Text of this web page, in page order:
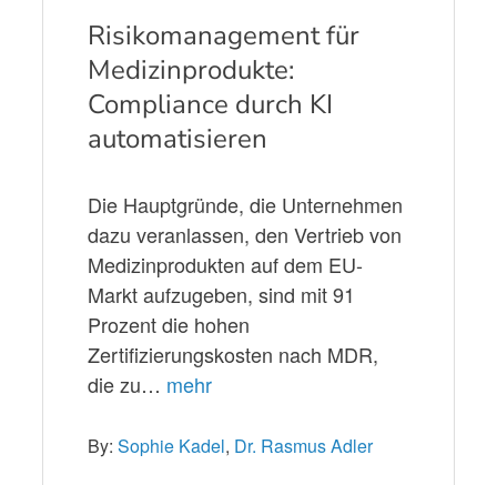
Risikomanagement für
Medizinprodukte:
Compliance durch KI
automatisieren
Die Hauptgründe, die Unternehmen
dazu veranlassen, den Vertrieb von
Medizinprodukten auf dem EU-
Markt aufzugeben, sind mit 91
Prozent die hohen
Zertifizierungskosten nach MDR,
die zu… mehr
By: Sophie Kadel, Dr. Rasmus Adler